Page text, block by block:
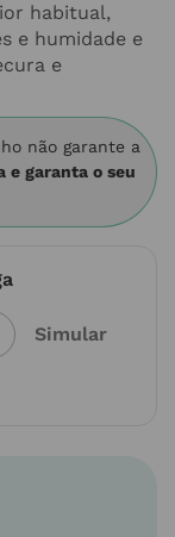
habitual,
e humidade e
e
não garante a
e garanta o seu